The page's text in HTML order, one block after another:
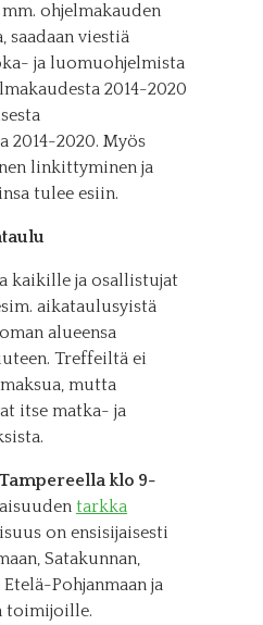
ohjelmakauden
saadaan viestiä
ja luomuohjelmista
2014-2020
2014-2020. Myös
linkittyminen ja
tulee esiin.
kaikille ja osallistujat
aikataulusyistä
alueensa
Treffeiltä ei
mutta
itse matka- ja
Tampereella klo 9-
tarkka
on ensisijaisesti
Satakunnan,
Pohjanmaan ja
toimijoille.